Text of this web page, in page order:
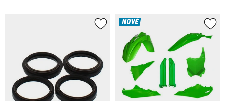
NOVÉ